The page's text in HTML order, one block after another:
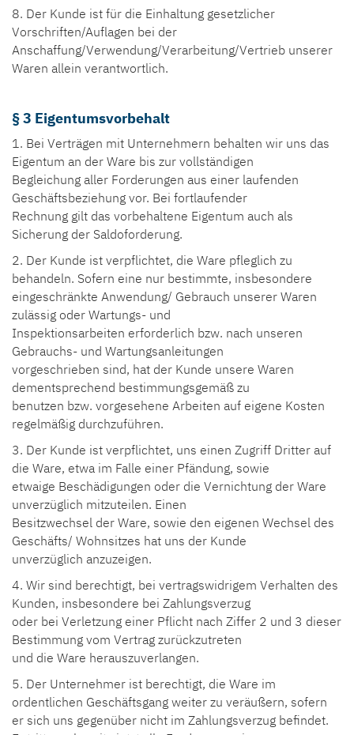
8. Der Kunde ist für die Einhaltung gesetzlicher
Vorschriften/Auflagen bei der
Anschaffung/Verwendung/Verarbeitung/Vertrieb unserer
Waren allein verantwortlich.
§ 3 Eigentumsvorbehalt
1. Bei Verträgen mit Unternehmern behalten wir uns das
Eigentum an der Ware bis zur vollständigen
Begleichung aller Forderungen aus einer laufenden
Geschäftsbeziehung vor. Bei fortlaufender
Rechnung gilt das vorbehaltene Eigentum auch als
Sicherung der Saldoforderung.
2. Der Kunde ist verpflichtet, die Ware pfleglich zu
behandeln. Sofern eine nur bestimmte, insbesondere
eingeschränkte Anwendung/ Gebrauch unserer Waren
zulässig oder Wartungs- und
Inspektionsarbeiten erforderlich bzw. nach unseren
Gebrauchs- und Wartungsanleitungen
vorgeschrieben sind, hat der Kunde unsere Waren
dementsprechend bestimmungsgemäß zu
benutzen bzw. vorgesehene Arbeiten auf eigene Kosten
regelmäßig durchzuführen.
3. Der Kunde ist verpflichtet, uns einen Zugriff Dritter auf
die Ware, etwa im Falle einer Pfändung, sowie
etwaige Beschädigungen oder die Vernichtung der Ware
unverzüglich mitzuteilen. Einen
Besitzwechsel der Ware, sowie den eigenen Wechsel des
Geschäfts/ Wohnsitzes hat uns der Kunde
unverzüglich anzuzeigen.
4. Wir sind berechtigt, bei vertragswidrigem Verhalten des
Kunden, insbesondere bei Zahlungsverzug
oder bei Verletzung einer Pflicht nach Ziffer 2 und 3 dieser
Bestimmung vom Vertrag zurückzutreten
und die Ware herauszuverlangen.
5. Der Unternehmer ist berechtigt, die Ware im
ordentlichen Geschäftsgang weiter zu veräußern, sofern
er sich uns gegenüber nicht im Zahlungsverzug befindet.